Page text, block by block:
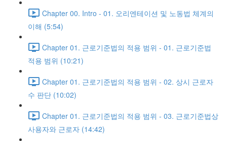
Chapter 00. Intro - 01. 오리엔테이션 및 노동법 체계의
이해 (5:54)
Chapter 01. 근로기준법의 적용 범위 - 01. 근로기준법
적용 범위 (10:21)
Chapter 01. 근로기준법의 적용 범위 - 02. 상시 근로자
수 판단 (10:02)
Chapter 01. 근로기준법의 적용 범위 - 03. 근로기준법상
사용자와 근로자 (14:42)